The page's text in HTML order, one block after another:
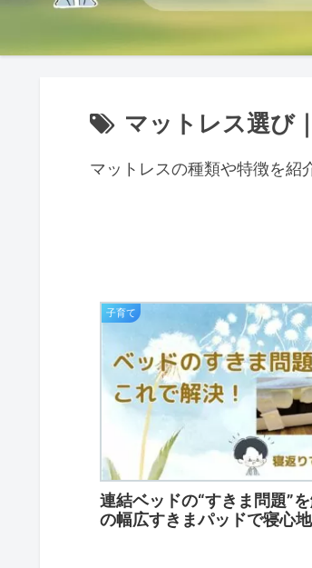
マットレス選び
マットレスの種類や特徴を紹
子育て
連結ベッドの“すきま問題”
の幅広すきまパッドで寝心